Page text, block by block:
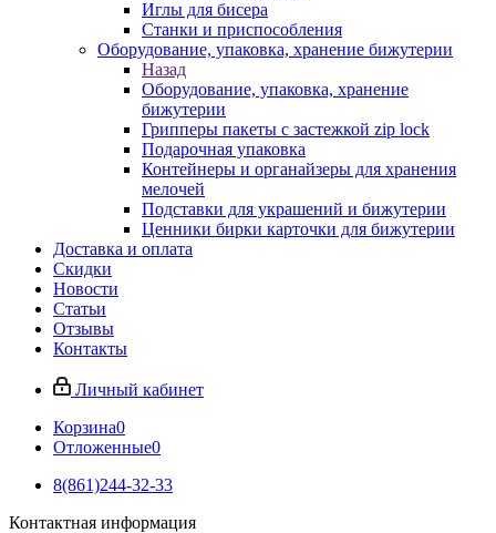
Иглы для бисера
Станки и приспособления
Оборудование, упаковка, хранение бижутерии
Назад
Оборудование, упаковка, хранение
бижутерии
Грипперы пакеты с застежкой zip lock
Подарочная упаковка
Контейнеры и органайзеры для хранения
мелочей
Подставки для украшений и бижутерии
Ценники бирки карточки для бижутерии
Доставка и оплата
Скидки
Новости
Статьи
Отзывы
Контакты
Личный кабинет
Корзина0
Отложенные0
8(861)244-32-33
Контактная информация